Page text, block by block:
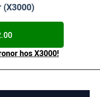
hos X3000!